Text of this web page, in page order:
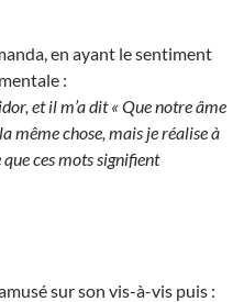
en ayant le sentiment
:
et il m’a dit « Que notre âme
même chose, mais je réalise à
que ces mots signifient
sur son vis-à-vis puis :